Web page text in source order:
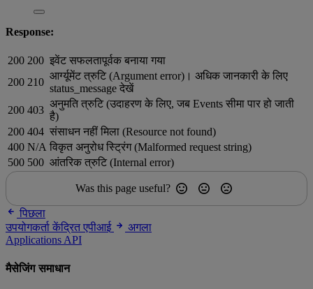
Response:
200 200 इवेंट सफलतापूर्वक बनाया गया
200 210
आर्ग्यूमेंट त्रुटि (Argument error)। अधिक जानकारी के लिए
status_message देखें
200 403
अनुमति त्रुटि (उदाहरण के लिए, जब Events सीमा पार हो जाती
है)
200 404 संसाधन नहीं मिला (Resource not found)
400 N/A विकृत अनुरोध स्ट्रिंग (Malformed request string)
500 500 आंतरिक त्रुटि (Internal error)
Was this page useful?
पिछला
उपयोगकर्ता केंद्रित एपीआई
अगला
Applications API
मैसेजिंग समाधान